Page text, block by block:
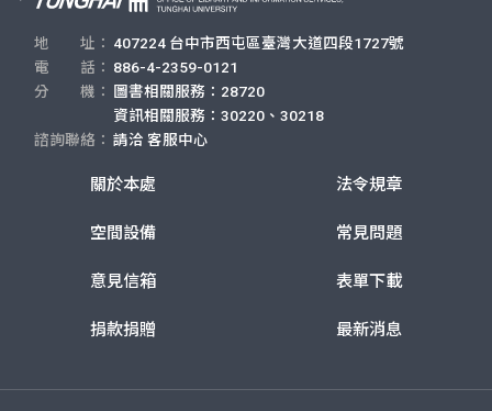
地 址： 407224 台中市西屯區臺灣大道四段1727號
電 話： 886-4-2359-0121
分 機：
圖書相關服務：28720
資訊相關服務：30220、30218
諮詢聯絡： 請洽 客服中心
關於本處
空間設備
意見信箱
捐款捐贈
法令規章
常見問題
表單下載
最新消息